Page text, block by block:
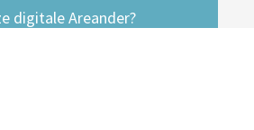
digitale Areander?